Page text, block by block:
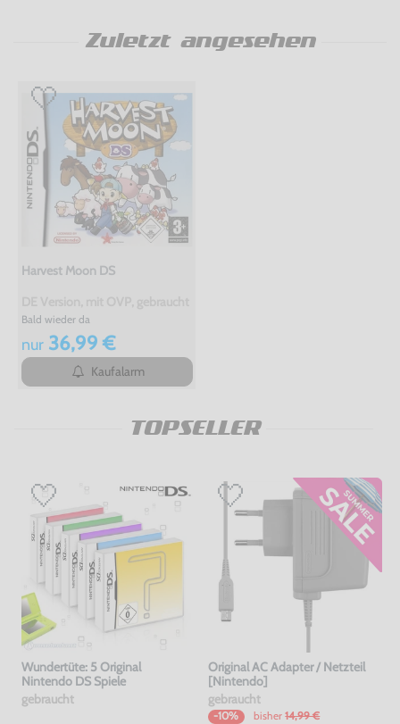
Zuletzt angesehen
Harvest Moon DS
Bald wieder da
nur36,99 €
Kaufalarm
TOPSELLER
Wundertüte: 5 Original
Nintendo DS Spiele
gebraucht
Original AC Adapter / Netzteil
[Nintendo]
gebraucht
-10% bisher 14,99 €